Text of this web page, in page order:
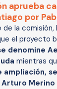
aprueba
por
la comisión,
el proyecto
denomine
mientras
Merino